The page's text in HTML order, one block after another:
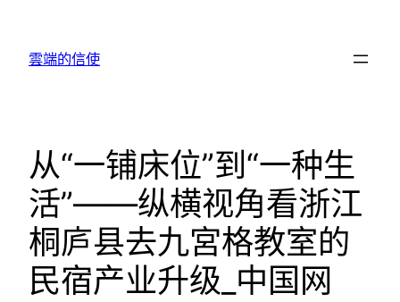
雲端的信使
从“一铺床位”到“一种生
活”——纵横视角看浙江
桐庐县去九宮格教室的
民宿产业升级_中国网